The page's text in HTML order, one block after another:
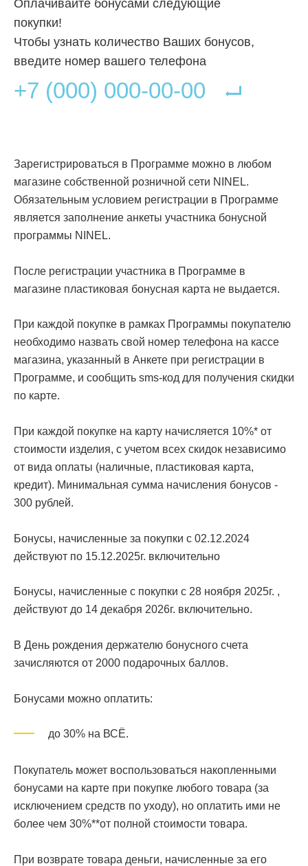
Оплачивайте бонусами следующие
покупки!
Чтобы узнать количество Ваших бонусов,
введите номер вашего телефона
Зарегистрироваться в Программе можно в любом
магазине собственной розничной сети NINEL.
Обязательным условием регистрации в Программе
является заполнение анкеты участника бонусной
программы NINEL.
После регистрации участника в Программе в
магазине пластиковая бонусная карта не выдается.
При каждой покупке в рамках Программы покупателю
необходимо назвать свой номер телефона на кассе
магазина, указанный в Анкете при регистрации в
Программе, и сообщить sms-код для получения скидки
по карте.
При каждой покупке на карту начисляется 10%* от
стоимости изделия, с учетом всех скидок независимо
от вида оплаты (наличные, пластиковая карта,
кредит). Минимальная сумма начисления бонусов -
300 рублей.
Бонусы, начисленные за покупки с 02.12.2024
действуют по 15.12.2025г. включительно
Бонусы, начисленные с покупки с 28 ноября 2025г. ,
действуют до 14 декабря 2026г. включительно.
В День рождения держателю бонусного счета
зачисляются от 2000 подарочных баллов.
Бонусами можно оплатить:
до 30% на ВСЁ.
Покупатель может воспользоваться накопленными
бонусами на карте при покупке любого товара (за
исключением средств по уходу), но оплатить ими не
более чем 30%**от полной стоимости товара.
При возврате товара деньги, начисленные за его